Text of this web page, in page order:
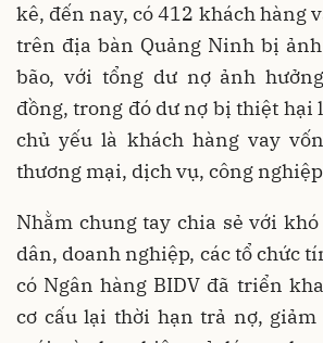
kê, đến nay, có 412 khách hàng
trên địa bàn Quảng Ninh bị
bão, với tổng dư nợ ảnh
đồng, trong đó dư nợ bị thiệt hại
chủ yếu là khách hàng vay
thương mại, dịch vụ, công
Nhằm chung tay chia sẻ với
dân, doanh nghiệp, các tổ chức
có Ngân hàng BIDV đã triển
cơ cấu lại thời hạn trả nợ, giảm